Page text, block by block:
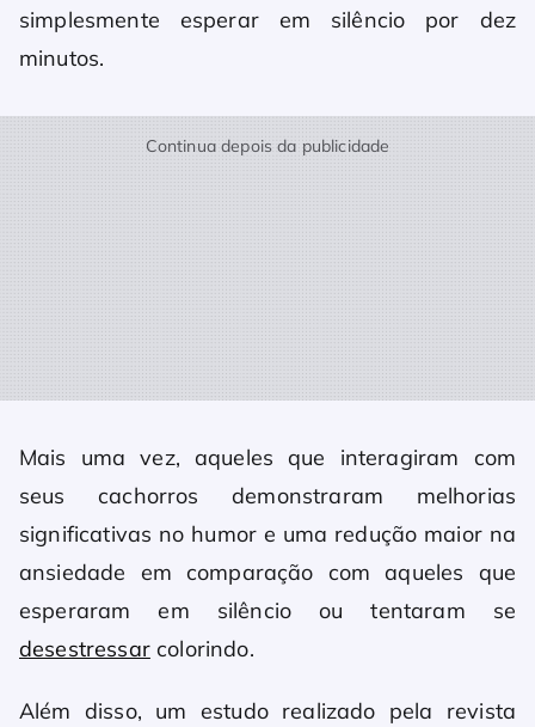
simplesmente esperar em silêncio por dez
minutos.
Continua depois da publicidade
Mais uma vez, aqueles que interagiram com
seus cachorros demonstraram melhorias
significativas no humor e uma redução maior na
ansiedade em comparação com aqueles que
esperaram em silêncio ou tentaram se
desestressarcolorindo.
Além disso, um estudo realizado pela revista